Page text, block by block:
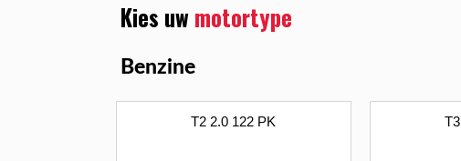
Kies uwmotortype
Benzine
T2 2.0 122 PK